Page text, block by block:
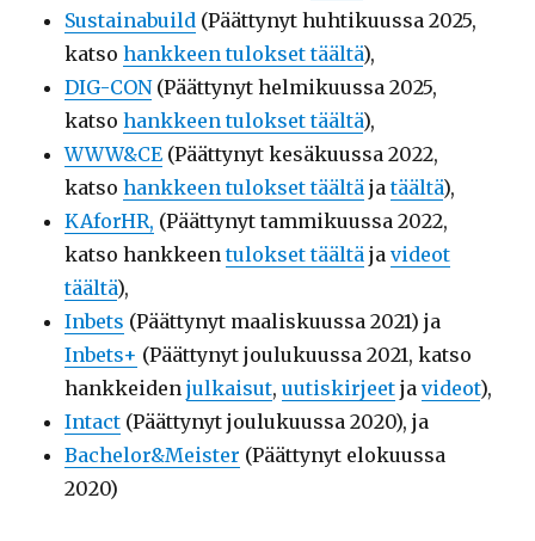
Sustainabuild (Päättynyt huhtikuussa 2025,
katsohankkeen tulokset täältä),
DIG-CON(Päättynyt helmikuussa 2025,
katsohankkeen tulokset täältä),
WWW&CE (Päättynyt kesäkuussa 2022,
katsohankkeen tulokset täältä jatäältä),
KAforHR, (Päättynyt tammikuussa 2022,
katso hankkeentulokset täältä javideot
täältä),
Inbets (Päättynyt maaliskuussa 2021) ja
Inbets+ (Päättynyt joulukuussa 2021, katso
hankkeidenjulkaisut,uutiskirjeet javideot),
Intact (Päättynyt joulukuussa 2020), ja
Bachelor&Meister (Päättynyt elokuussa
2020)